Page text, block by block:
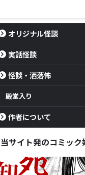
オリジナル怪談
実話怪談
怪談・洒落怖
殿堂入り
作者について
当サイト発のコミック